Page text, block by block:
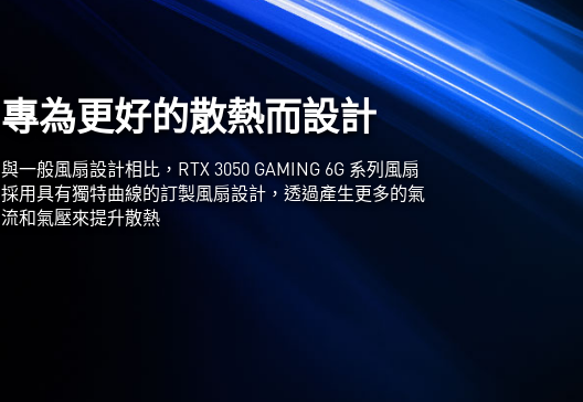
專為更好的散熱而設計
與一般風扇設計相比，RTX 3050 GAMING 6G 系列風扇
採用具有獨特曲線的訂製風扇設計，透過產生更多的氣
流和氣壓來提升散熱